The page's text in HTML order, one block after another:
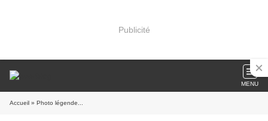
Publicité
MENU
Accueil » Photo légende...